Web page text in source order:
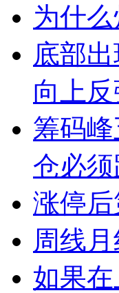
为什
底部
向上
筹码
仓必须
涨停
周线
如果